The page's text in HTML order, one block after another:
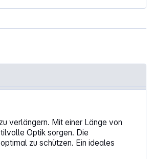
verlängern. Mit einer Länge von
Optik sorgen. Die
zu schützen. Ein ideales